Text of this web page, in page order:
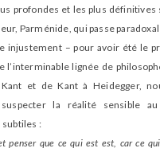
profondes et les plus définitives
Parménide, qui passe
injustement – pour avoir été le
l’interminable lignée de
et de Kant à Heidegger,
la réalité sensible
subtiles :
penser que ce qui est est, car ce